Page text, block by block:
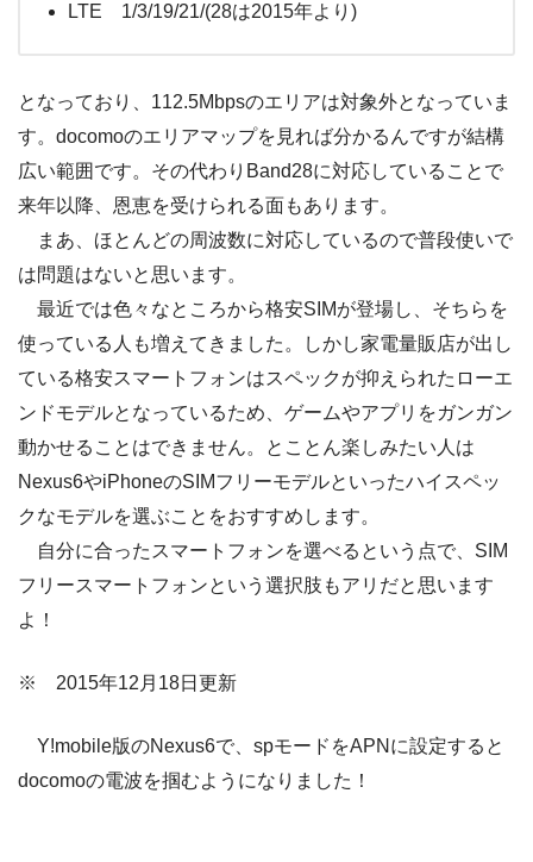
LTE 1/3/19/21/(28は2015年より)
となっており、112.5Mbpsのエリアは対象外となっていま
す。docomoのエリアマップを見れば分かるんですが結構
広い範囲です。その代わりBand28に対応していることで
来年以降、恩恵を受けられる面もあります。
まあ、ほとんどの周波数に対応しているので普段使いで
は問題はないと思います。
最近では色々なところから格安SIMが登場し、そちらを
使っている人も増えてきました。しかし家電量販店が出し
ている格安スマートフォンはスペックが抑えられたローエ
ンドモデルとなっているため、ゲームやアプリをガンガン
動かせることはできません。とことん楽しみたい人は
Nexus6やiPhoneのSIMフリーモデルといったハイスペッ
クなモデルを選ぶことをおすすめします。
自分に合ったスマートフォンを選べるという点で、SIM
フリースマートフォンという選択肢もアリだと思います
よ！
※ 2015年12月18日更新
Y!mobile版のNexus6で、spモードをAPNに設定すると
docomoの電波を掴むようになりました！